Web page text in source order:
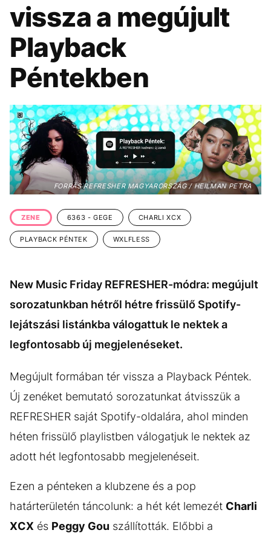
KÖZÉLET
ÉLETMÓD DESIGN
BESZÉLGETÉSEK
VIDEÓ TÖRTÉNETEK
GASZTRO
vissza a megújult
Playback
Péntekben
FORRÁS REFRESHER MAGYARORSZÁG / HEILMAN PETRA
ZENE 6363 - GEGE CHARLI XCX
PLAYBACK PÉNTEK WXLFLESS
New Music Friday REFRESHER-módra: megújult
sorozatunkban hétről hétre frissülő Spotify-
lejátszási listánkba válogattuk le nektek a
legfontosabb új megjelenéseket.
Megújult formában tér vissza a Playback Péntek.
Új zenéket bemutató sorozatunkat átvisszük a
REFRESHER saját Spotify-oldalára, ahol minden
héten frissülő playlistben válogatjuk le nektek az
adott hét legfontosabb megjelenéseit.
Ezen a pénteken a klubzene és a pop
határterületén táncolunk: a hét két lemezét Charli
XCX és Peggy Gou szállították. Előbbi a